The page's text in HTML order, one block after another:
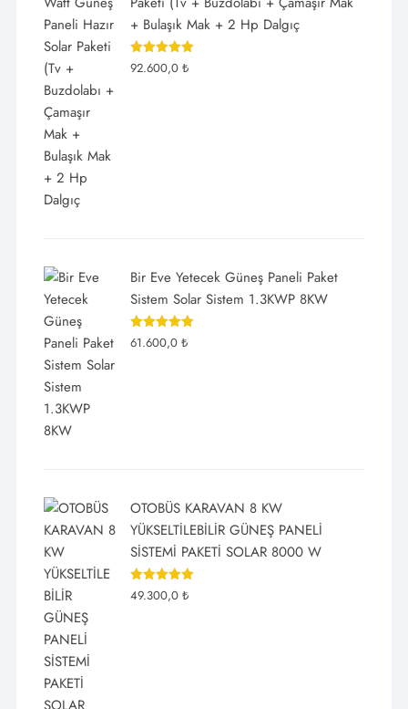
+ Bulaşık Mak + 2 Hp Dalgıç
5 üzerinden
5.00 oy
92.600,0₺
Bir Eve Yetecek Güneş Paneli Paket
Sistem Solar Sistem 1.3KWP 8KW
5 üzerinden
5.00 oy
61.600,0₺
OTOBÜS KARAVAN 8 KW
YÜKSELTİLEBİLİR GÜNEŞ PANELİ
SİSTEMİ PAKETİ SOLAR 8000 W
5 üzerinden
5.00 oy
49.300,0₺